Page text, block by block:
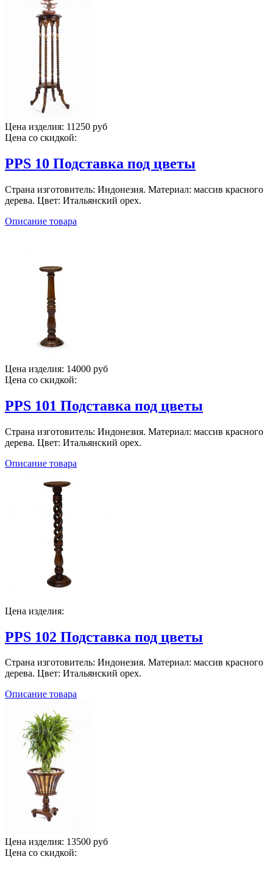
Цена изделия: 11250 руб
Цена со скидкой:
PPS 10 Подставка под цветы
Страна изготовитель: Индонезия. Материал: массив красного
дерева. Цвет: Итальянский орех.
Описание товара
Цена изделия: 14000 руб
Цена со скидкой:
PPS 101 Подставка под цветы
Страна изготовитель: Индонезия. Материал: массив красного
дерева. Цвет: Итальянский орех.
Описание товара
Цена изделия:
PPS 102 Подставка под цветы
Страна изготовитель: Индонезия. Материал: массив красного
дерева. Цвет: Итальянский орех.
Описание товара
Цена изделия: 13500 руб
Цена со скидкой: